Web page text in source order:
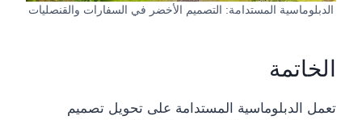
الدبلوماسية المستدامة: التصميم الأخضر في السفارات والقنصليات
الخاتمة
تعمل الدبلوماسية المستدامة على تحويل تصميم